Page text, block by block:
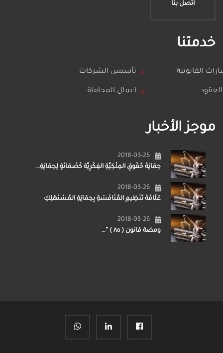
اتصل بنا
خدمتنا
تأسيس الشركات القانونية
اعمال المحاماة
موجز الأخبار
2018-03-26
حِمَايَةُ حُقُوقِ المِلْكِيَّةِ الفِكْرِيَّة كَضَمَانَةٍ لِحِمَايَةِ…
2018-03-26
عَلَاقَةُ تَنْظِيمِ المُنَافَسَةِ بِحِمَايَةِ المُسْتَهْلِكِ
2018-03-26
ومضة قانون ( ٨٥ ) ”…